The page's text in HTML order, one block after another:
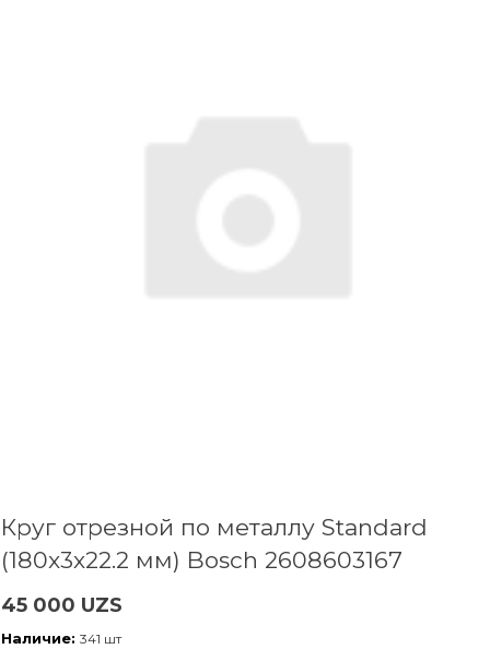
Круг отрезной по металлу Standard
(180x3х22.2 мм) Bosch 2608603167
45 000 UZS
Наличие: 341 шт